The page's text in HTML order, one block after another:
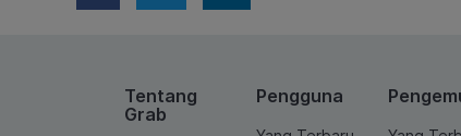
Tentang
Grab
Pengguna